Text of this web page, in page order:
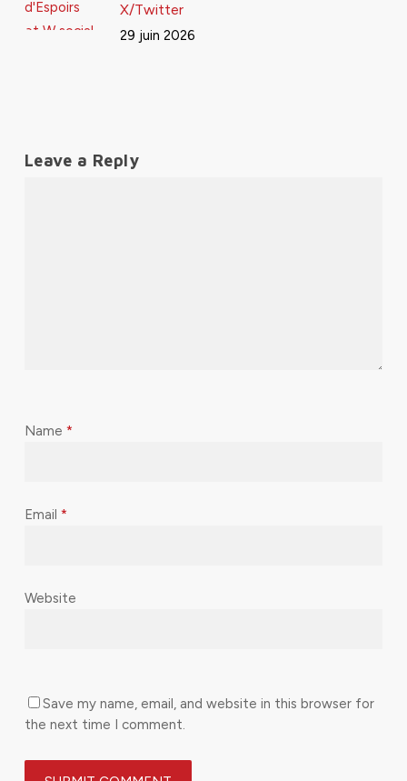
X/Twitter
29 juin 2026
Leave a Reply
Name *
Email *
Website
Save my name, email, and website in this browser for
the next time I comment.